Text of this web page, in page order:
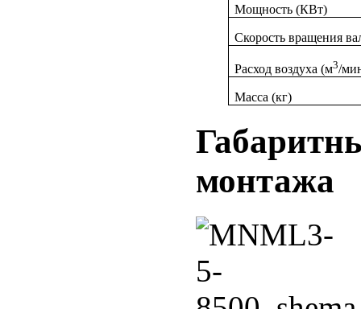
Мощность (КВт)
Скорость вращения
Расход воздуха (м3/
Масса (кг)
монтажа